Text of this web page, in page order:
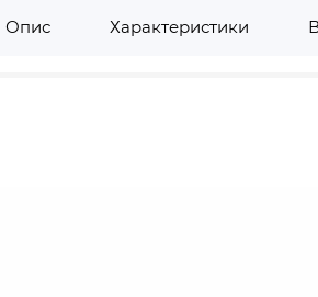
Опис Характеристики